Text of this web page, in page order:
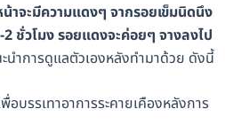
าจะมีความแดงๆ จากรอยเข็มนิดนึง
ชั่วโมง รอยแดงจะค่อยๆ จางลงไป
ำการดูแลตัวเองหลังทำมาด้วย ดังนี้
บรรเทาอาการระคายเคืองหลังการ